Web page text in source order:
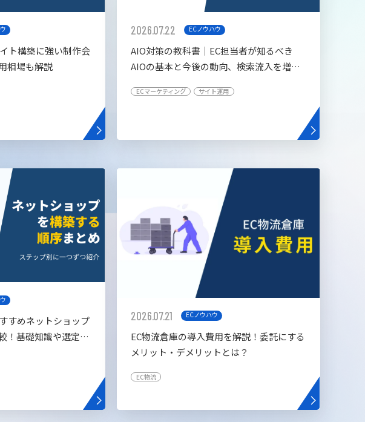
ト構築に強い制作会
相場も解説
2026.07.22 ECノウハウ
AIO対策の教科書│EC担当者が知るべき
AIOの基本と今後の動向、検索流入を増や
ECマーケティング サイト運用
すめネットショップ
！基礎知識や選定基
2026.07.21 ECノウハウ
EC物流倉庫の導入費用を解説！委託にする
メリット・デメリットとは？
EC物流